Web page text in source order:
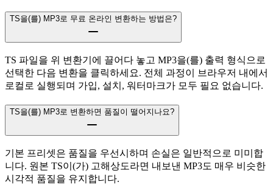
TS을(를) MP3로 무료 온라인 변환하는 방법은?
TS 파일을 위 변환기에 끌어다 놓고 MP3을(를) 출력 형식으로
선택한 다음 변환을 클릭하세요. 전체 과정이 브라우저 내에서
로컬로 실행되며 가입, 설치, 워터마크가 모두 필요 없습니다.
TS을(를) MP3로 변환하면 품질이 떨어지나요?
기본 프리셋은 품질을 우선시하며 손실은 일반적으로 미미합
니다. 원본 TS이(가) 고해상도라면 내보낸 MP3도 매우 비슷한
시각적 품질을 유지합니다.